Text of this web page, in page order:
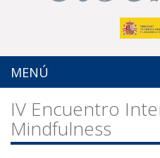
MENÚ
IV Encuentro
Mindfulness